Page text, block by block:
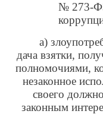
№ 273-
а)
дача взятки,
полномочиями,
незаконное
своего
законным